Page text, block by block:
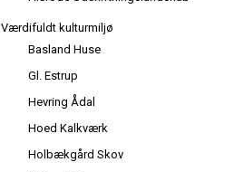
Værdifuldt kulturmiljø
Basland Huse
Gl. Estrup
Hevring Ådal
Hoed Kalkværk
Holbækgård Skov